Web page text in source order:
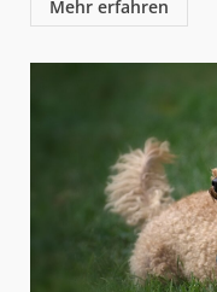
Mehr erfahren